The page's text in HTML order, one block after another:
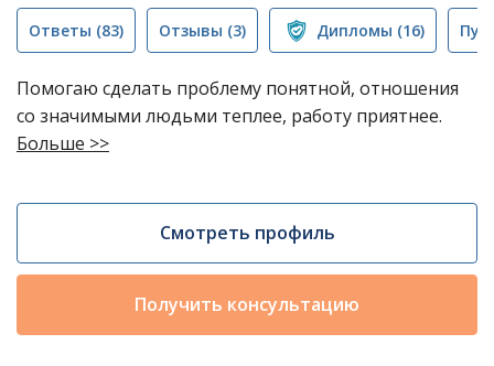
Ответы (83) Отзывы (3) Дипломы (16)
Помогаю сделать проблему понятной, отношения
со значимыми людьми теплее, работу приятнее.
Больше >>
Смотреть профиль
Получить консультацию